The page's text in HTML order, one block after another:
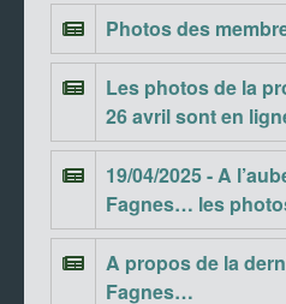
Photos des
Les photos de la
26 avril sont en
19/04/2025 - A
Fagnes… les
A propos de la
Fagnes…